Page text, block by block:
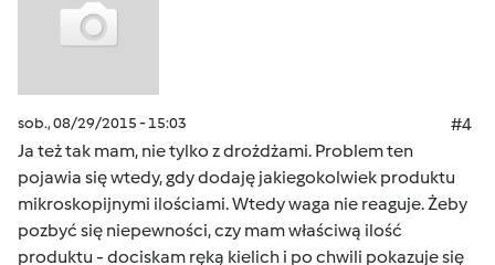
sob., 08/29/2015 - 15:03
#4
Ja też tak mam, nie tylko z drożdżami. Problem ten
pojawia się wtedy, gdy dodaję jakiegokolwiek produktu
mikroskopijnymi ilościami. Wtedy waga nie reaguje. Żeby
pozbyć się niepewności, czy mam właściwą ilość
produktu - dociskam ręką kielich i po chwili pokazuje się